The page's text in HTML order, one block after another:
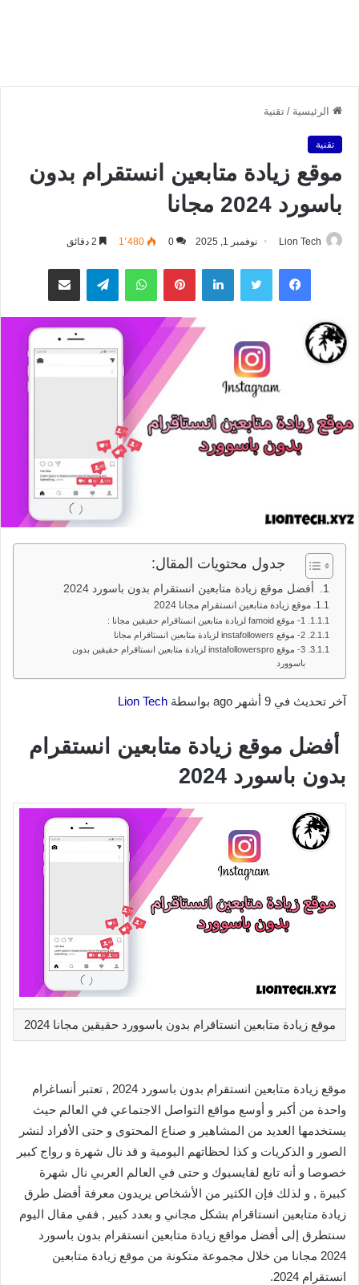
الرئيسية / تقنية
تقنية
موقع زيادة متابعين انستقرام بدون
باسورد 2024 مجانا
Lion Tech نوفمبر 1, 2025 0 1٬480
فيسبوك تويتر لينكدإن بينتيريستواتساب تيلقرام مشاركة عبر البريد
جدول محتويات المقال:
أفضل موقع زيادة متابعين انستقرام بدون باسورد 2024
موقع زيادة متابعين انستقرام مجانا 2024
1- موقع famoid لزيادة متابعين انستاقرام حقيقين مجانا :
2- موقع instafollowers لزيادة متابعين انستاقرام مجانا
3- موقع instafollowerspro لزيادة متابعين انستاقرام حقيقين بدون
باسوورد
آخر تحديث في 9 أشهر ago بواسطة Lion Tech
أفضل موقع زيادة متابعين انستقرام
بدون باسورد 2024
موقع زيادة متابعين انستاقرام بدون باسوورد حقيقين مجانا 2024
موقع زيادة متابعين انستقرام بدون باسورد 2024 , تعتبر أنساغرام
واحدة من أكبر و أوسع مواقع التواصل الاجتماعي في العالم حيث
يستخدمها العديد من المشاهير و صناع المحتوى و حتى الأفراد لنشر
الصور و الذكريات و كذا لحظاتهم اليومية و قد نال شهرة و رواج كبير
خصوصا و أنه تابع لفايسبوك و حتى في العالم العربي نال شهرة
كبيرة , و لذلك فإن الكثير من الأشخاص يريدون معرفة أفضل طرق
زيادة متابعين انستاقرام بشكل مجاني و بعدد كبير , ففي مقال اليوم
سنتطرق إلى أفضل مواقع زيادة متابعين انستقرام بدون باسورد
2024 مجانا من خلال مجموعة متكونة من موقع زيادة متابعين
انستقرام 2024.